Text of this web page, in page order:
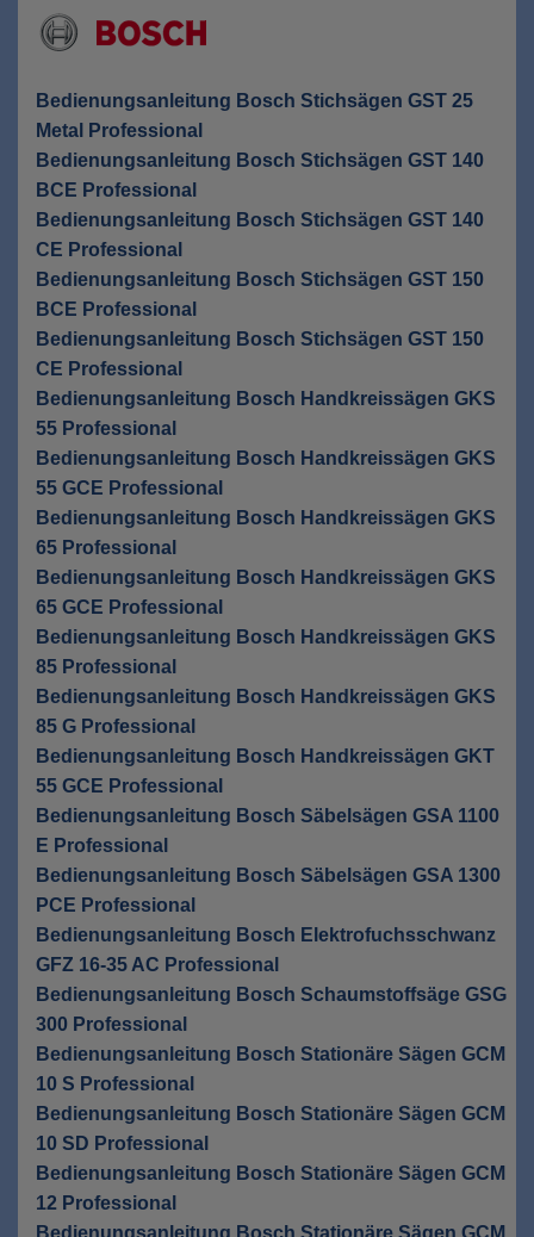
Bedienungsanleitung Bosch Stichsägen GST 25
Metal Professional
Bedienungsanleitung Bosch Stichsägen GST 140
BCE Professional
Bedienungsanleitung Bosch Stichsägen GST 140
CE Professional
Bedienungsanleitung Bosch Stichsägen GST 150
BCE Professional
Bedienungsanleitung Bosch Stichsägen GST 150
CE Professional
Bedienungsanleitung Bosch Handkreissägen GKS
55 Professional
Bedienungsanleitung Bosch Handkreissägen GKS
55 GCE Professional
Bedienungsanleitung Bosch Handkreissägen GKS
65 Professional
Bedienungsanleitung Bosch Handkreissägen GKS
65 GCE Professional
Bedienungsanleitung Bosch Handkreissägen GKS
85 Professional
Bedienungsanleitung Bosch Handkreissägen GKS
85 G Professional
Bedienungsanleitung Bosch Handkreissägen GKT
55 GCE Professional
Bedienungsanleitung Bosch Säbelsägen GSA 1100
E Professional
Bedienungsanleitung Bosch Säbelsägen GSA 1300
PCE Professional
Bedienungsanleitung Bosch Elektrofuchsschwanz
GFZ 16-35 AC Professional
Bedienungsanleitung Bosch Schaumstoffsäge GSG
300 Professional
Bedienungsanleitung Bosch Stationäre Sägen GCM
10 S Professional
Bedienungsanleitung Bosch Stationäre Sägen GCM
10 SD Professional
Bedienungsanleitung Bosch Stationäre Sägen GCM
12 Professional
Bedienungsanleitung Bosch Stationäre Sägen GCM